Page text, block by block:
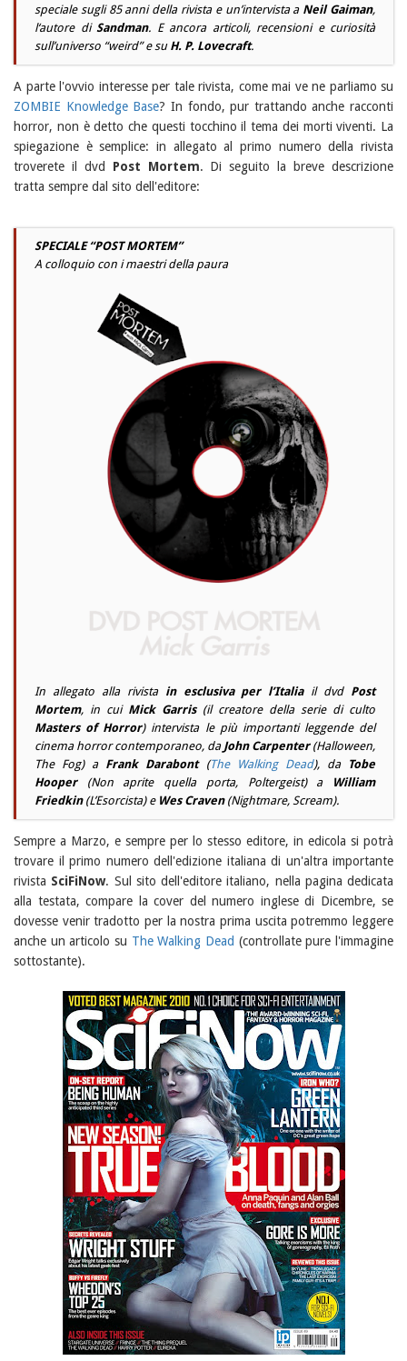
speciale sugli 85 anni della rivista e un’intervista a Neil Gaiman,
l‘autore di Sandman. E ancora articoli, recensioni e curiosità
sull’universo “weird” e su H. P. Lovecraft.
A parte l'ovvio interesse per tale rivista, come mai ve ne parliamo su
ZOMBIE Knowledge Base? In fondo, pur trattando anche racconti
horror, non è detto che questi tocchino il tema dei morti viventi. La
spiegazione è semplice: in allegato al primo numero della rivista
troverete il dvd Post Mortem. Di seguito la breve descrizione
tratta sempre dal sito dell'editore:
SPECIALE “POST MORTEM”
A colloquio con i maestri della paura
In allegato alla rivista in esclusiva per l’Italiail dvd Post
Mortem, in cui Mick Garris(il creatore della serie di culto
Masters of Horror) intervista le più importanti leggende del
cinema horror contemporaneo, da John Carpenter(Halloween,
The Fog) a Frank Darabont(The Walking Dead), da Tobe
Hooper(Non aprite quella porta, Poltergeist) a
William
Friedkin(L’Esorcista) e Wes Craven(Nightmare, Scream).
Sempre a Marzo, e sempre per lo stesso editore, in edicola si potrà
trovare il primo numero dell'edizione italiana di un'altra importante
rivista SciFiNow. Sul sito dell'editore italiano, nella pagina dedicata
alla testata, compare la cover del numero inglese di Dicembre, se
dovesse venir tradotto per la nostra prima uscita potremmo leggere
anche un articolo su The Walking Dead (controllate pure l'immagine
sottostante).